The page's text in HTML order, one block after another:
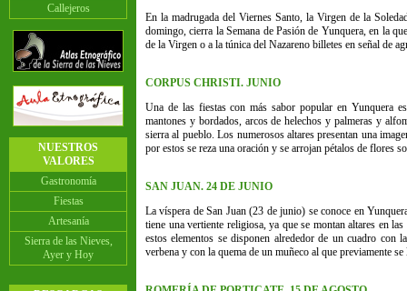
Callejeros
NUESTROS
VALORES
Gastronomía
Fiestas
Artesanía
Sierra de las Nieves,
Ayer y Hoy
En la madrugada del Viernes Santo, la Virgen de la
domingo, cierra la Semana de Pasión de Yunquera, en la
de la Virgen o a la túnica del Nazareno billetes en señal de
CORPUS CHRISTI. JUNIO
Una de las fiestas con más sabor popular en Yunquera
mantones y bordados, arcos de helechos y palmeras y
sierra al pueblo. Los numerosos altares presentan una
por estos se reza una oración y se arrojan pétalos de flores
SAN JUAN. 24 DE JUNIO
La víspera de San Juan (23 de junio) se conoce en
tiene una vertiente religiosa, ya que se montan altares en
estos elementos se disponen alrededor de un cuadro con
verbena y con la quema de un muñeco al que previamente